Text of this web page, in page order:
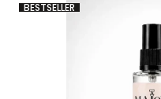
BESTSELLER